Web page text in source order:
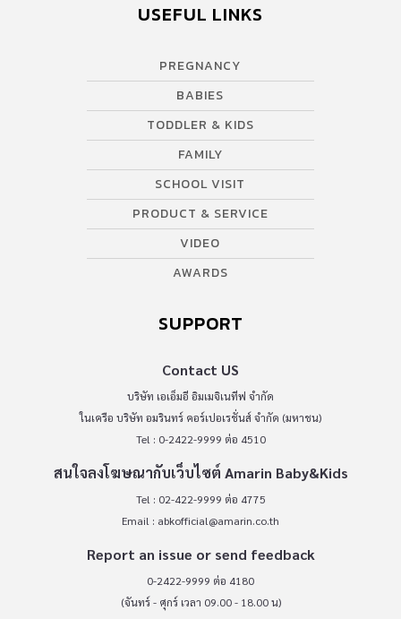
USEFUL LINKS
PREGNANCY
BABIES
TODDLER & KIDS
FAMILY
SCHOOL VISIT
PRODUCT & SERVICE
VIDEO
AWARDS
SUPPORT
Contact US
บริษัท เอเอ็มอี อิมเมจิเนทีฟ จำกัด
ในเครือ บริษัท อมรินทร์ คอร์เปอเรชั่นส์ จำกัด (มหาชน)
Tel : 0-2422-9999 ต่อ 4510
สนใจลงโฆษณากับเว็บไซต์ Amarin Baby&Kids
Tel : 02-422-9999 ต่อ 4775
Email : abkofficial@amarin.co.th
Report an issue or send feedback
0-2422-9999 ต่อ 4180
(จันทร์ - ศุกร์ เวลา 09.00 - 18.00 น)